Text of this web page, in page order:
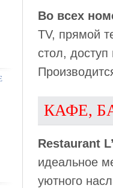
Во всех
TV, прямой
стол, доступ
КАФЕ,
Restaurant
идеальное
уютного